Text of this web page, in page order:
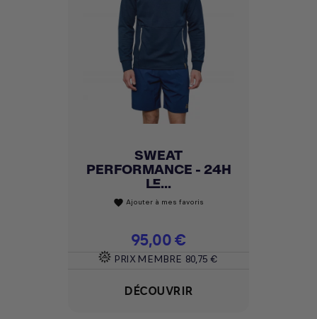
SWEAT
PERFORMANCE - 24H
LE...
favorite Ajouter à mes favoris
Prix
95,00 €
PRIX MEMBRE 80,75 €
DÉCOUVRIR